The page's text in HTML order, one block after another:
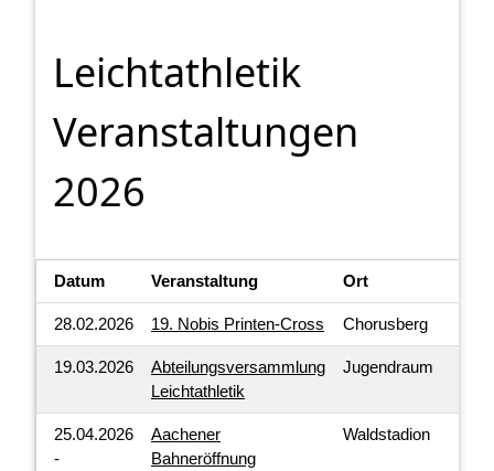
Leichtathletik
Veranstaltungen
2026
Datum Veranstaltung Ort
28.02.2026 19. Nobis Printen-Cross Chorusberg
19.03.2026
Abteilungsversammlung
Leichtathletik
Jugendraum
25.04.2026
-
Aachener
Bahneröffnung
Waldstadion